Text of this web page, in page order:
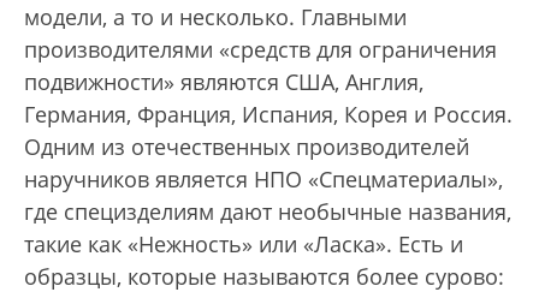
модели, а то и несколько. Главными
производителями «средств для ограничения
подвижности» являются США, Англия,
Германия, Франция, Испания, Корея и Россия.
Одним из отечественных производителей
наручников является НПО «Спецматериалы»,
где специзделиям дают необычные названия,
такие как «Нежность» или «Ласка». Есть и
образцы, которые называются более сурово: